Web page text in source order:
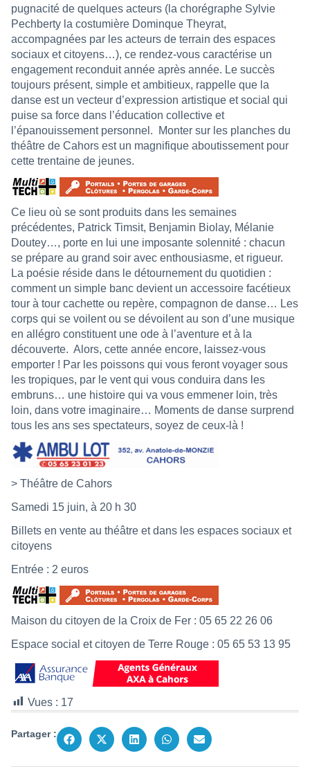
pugnacité de quelques acteurs (la chorégraphe Sylvie
Pechberty la costumière Dominque Theyrat,
accompagnées par les acteurs de terrain des espaces
sociaux et citoyens…), ce rendez-vous caractérise un
engagement reconduit année après année. Le succès
toujours présent, simple et ambitieux, rappelle que la
danse est un vecteur d’expression artistique et social qui
puise sa force dans l’éducation collective et
l’épanouissement personnel.
Monter sur les planches du
théâtre de Cahors est un magnifique aboutissement pour
cette trentaine de jeunes.
Ce lieu où se sont produits dans les semaines
précédentes, Patrick Timsit, Benjamin Biolay, Mélanie
Doutey…, porte en lui une imposante solennité : chacun
se prépare au grand soir avec enthousiasme, et rigueur.
La poésie réside dans le détournement du quotidien :
comment un simple banc devient un accessoire facétieux
tour à tour cachette ou repère, compagnon de danse… Les
corps qui se voilent ou se dévoilent au son d’une musique
en allégro constituent une ode à l’aventure et à la
découverte. Alors, cette année encore, laissez-vous
emporter ! Par les poissons qui vous feront voyager sous
les tropiques, par le vent qui vous conduira dans les
embruns… une histoire qui va vous emmener loin, très
loin, dans votre imaginaire… Moments de danse surprend
tous les ans ses spectateurs, soyez de ceux-là !
> Théâtre de Cahors
Samedi 15 juin, à 20 h 30
Billets en vente au théâtre et dans les espaces sociaux et
citoyens
Entrée : 2 euros
Maison du citoyen de la Croix de Fer : 05 65 22 26 06
Espace social et citoyen de Terre Rouge : 05 65 53 13 95
Vues : 17
Partager :